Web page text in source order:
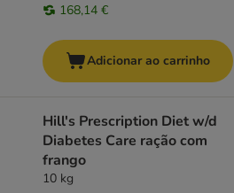
168,14 €
Adicionar ao carrinho
Hill's Prescription Diet w/d
Diabetes Care ração com
frango
10 kg